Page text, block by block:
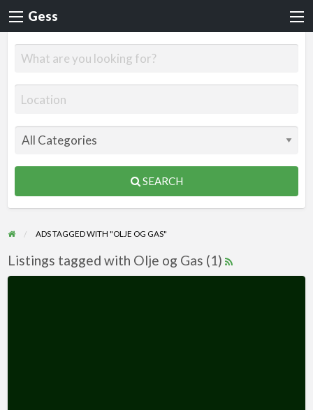
Gess
SEARCH
ADS TAGGED WITH "OLJE OG GAS"
Listings tagged with Olje og Gas (1)